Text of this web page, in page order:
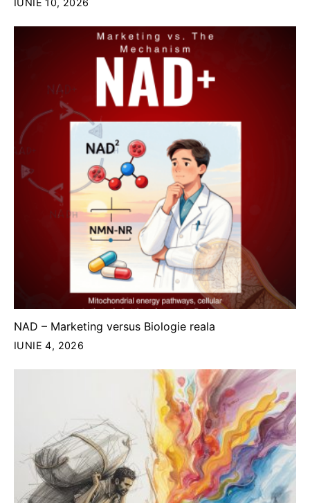
IUNIE 10, 2026
NAD – Marketing versus Biologie reala
IUNIE 4, 2026